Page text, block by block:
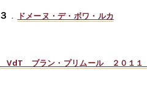
３ ． ドメーヌ・デ・ボワ・ルカ
VdT ブラン・プリムール ２０１１